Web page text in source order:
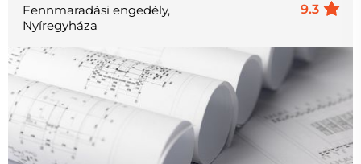
9.3
Fennmaradási engedély,
Nyíregyháza